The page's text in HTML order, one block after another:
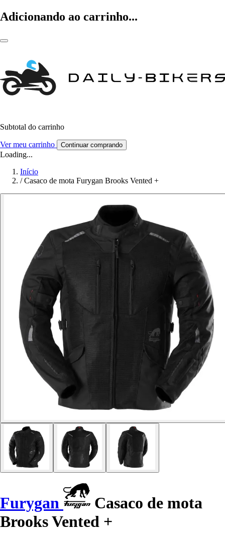
Adicionando ao carrinho...
Subtotal do carrinho
Ver meu carrinho Continuar comprando
Loading...
Início
/ Casaco de mota Furygan Brooks Vented +
Furygan
Casaco de mota
Brooks Vented +